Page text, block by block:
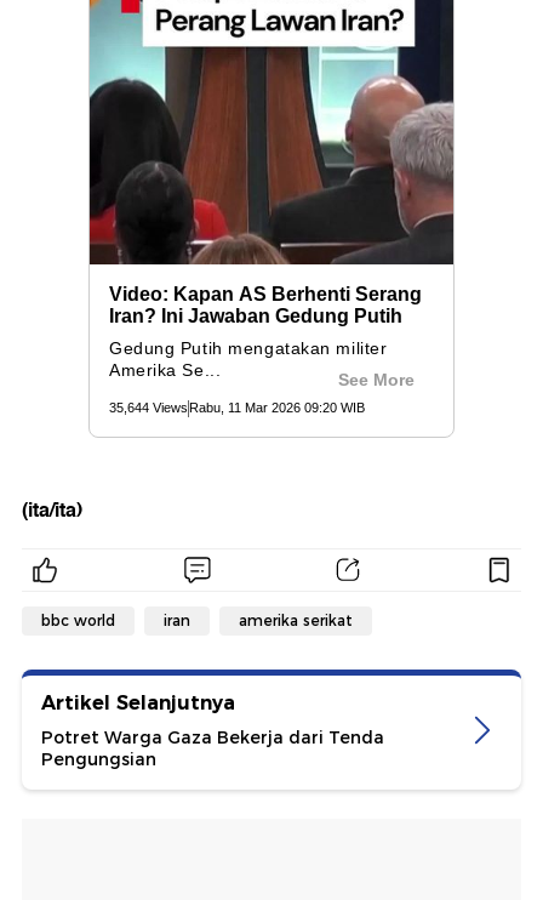
(ita/ita)
bbc world iran amerika serikat
Artikel Selanjutnya
Potret Warga Gaza Bekerja dari Tenda
Pengungsian